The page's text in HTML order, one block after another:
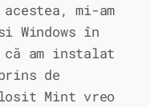
mi-am
Windows în
am instalat
de
Mint vreo